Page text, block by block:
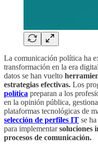
La comunicación política ha
transformación en la era
datos se han vuelto
estrategias efectivas. Los
política preparan a los
en la opinión pública,
plataformas tecnológicas de
selección de perfiles IT se
para implementarsoluciones
procesos de comunicación.